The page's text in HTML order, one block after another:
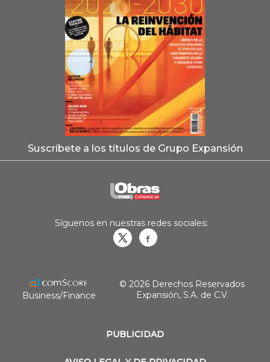
Suscríbete a los títulos de Grupo Expansión
PUBLICIDAD
Síguenos en nuestras redes sociales:
Business/Finance
© 2026 Derechos Reservados
Expansión, S.A. de C.V.